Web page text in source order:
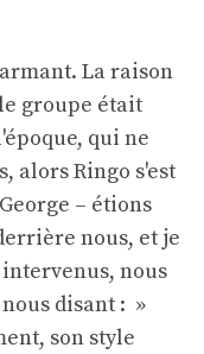
La raison
groupe était
qui ne
alors Ringo s'est
– étions
nous, et je
nous
disant : »
son style